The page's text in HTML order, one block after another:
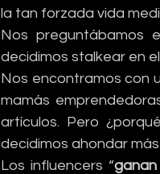
la tan forzada vida
Nos preguntábamos
decidimos stalkear en
Nos encontramos con
mamás
artículos. Pero
decidimos ahondar
Los influencers “ganan